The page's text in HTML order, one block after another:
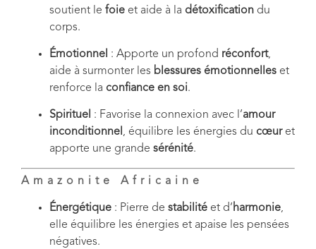
soutient le foie et aide à la détoxification du
corps.
Émotionnel : Apporte un profond réconfort,
aide à surmonter les blessures émotionnelles et
renforce la confiance en soi.
Spirituel : Favorise la connexion avec l’amour
inconditionnel, équilibre les énergies du cœuret
apporte une grande sérénité.
Amazonite Africaine
Énergétique : Pierre de stabilité et d’harmonie,
elle équilibre les énergies et apaise les pensées
négatives.